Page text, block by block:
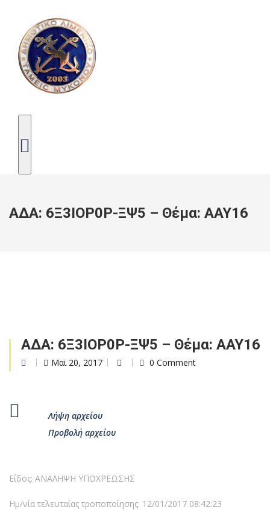
ΑΔΑ: 6Ξ3ΙΟΡ0Ρ-ΞΨ5 – Θέμα: ΑΑΥ16
ΑΔΑ: 6Ξ3ΙΟΡ0Ρ-ΞΨ5 – Θέμα: ΑΑΥ16
Μαϊ 20, 2017 0 Comment
Λήψη αρχείου
Προβολή αρχείου
Είδος: ΑΝΑΛΗΨΗ ΥΠΟΧΡΕΩΣΗΣ
Ημ/νία τελευταίας τροποποίησης: 12/01/2017 08:42:23